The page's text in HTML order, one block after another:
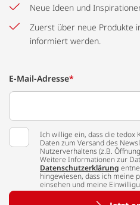
Neue Ideen und
Zuerst über neue Produkte
informiert werden.
E-Mail-Adresse*
Ich willige ein, dass die tedox
Daten zum Versand des
Nutzerverhaltens (z.B.
Weitere Informationen zur
Datenschutzerklärung
hingewiesen, dass ich meine
einsehen und meine